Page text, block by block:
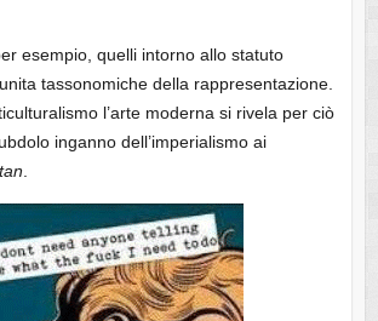
esempio, quelli intorno allo statuto
tassonomiche della rappresentazione.
l’arte moderna si rivela per ciò
inganno dell’imperialismo ai
.